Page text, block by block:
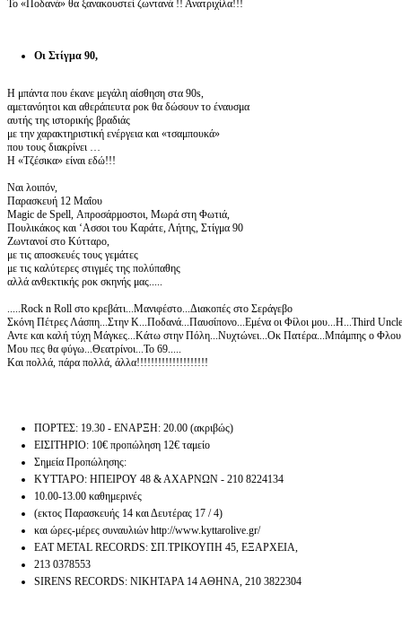
Το «Ποδανά» θα ξανακουστεί ζωντανά !! Ανατριχίλα!!!
Οι Στίγμα 90,
Η μπάντα που έκανε μεγάλη αίσθηση στα 90s,
αμετανόητοι και αθεράπευτα ροκ θα δώσουν το έναυσμα
αυτής της ιστορικής βραδιάς
με την χαρακτηριστική ενέργεια και «τσαμπουκά»
που τους διακρίνει …
Η «Τζέσικα» είναι εδώ!!!
Ναι λοιπόν,
Παρασκευή 12 Μαΐου
Magic de Spell, Απροσάρμοστοι, Μωρά στη Φωτιά,
Πουλικάκος και ‘Ασσοι του Καράτε, Λήτης, Στίγμα 90
Ζωντανοί στο Κύτταρο,
με τις αποσκευές τους γεμάτες
με τις καλύτερες στιγμές της πολύπαθης
αλλά ανθεκτικής ροκ σκηνής μας.....
.....Rock n Roll στο κρεβάτι...Μανιφέστο...Διακοπές στο Σεράγεβο
Σκόνη Πέτρες Λάσπη...Στην Κ...Ποδανά...Παυσίπονο...Εμένα οι Φίλοι μου...Η...Third
Αντε και καλή τύχη Μάγκες...Κάτω στην Πόλη...Νυχτώνει...Οκ Πατέρα...Μπάμπης ο
Μου πες θα φύγω...Θεατρίνοι...Το 69.....
Και πολλά, πάρα πολλά, άλλα!!!!!!!!!!!!!!!!!!!!
ΠΟΡΤΕΣ: 19.30 - ΕΝΑΡΞΗ: 20.00 (ακριβώς)
ΕΙΣΙΤΗΡΙΟ: 10€ προπώληση 12€ ταμείο
Σημεία Προπώλησης:
ΚΥΤΤΑΡΟ: ΗΠΕΙΡΟΥ 48 & ΑΧΑΡΝΩΝ - 210 8224134
10.00-13.00 καθημερινές
(εκτος Παρασκευής 14 και Δευτέρας 17 / 4)
και ώρες-μέρες συναυλιών http://www.kyttarolive.gr/
EAT METAL RECORDS: ΣΠ.ΤΡΙΚΟΥΠΗ 45, ΕΞΑΡΧΕΙΑ,
213 0378553
SIRENS RECORDS: ΝΙΚΗΤΑΡΑ 14 ΑΘΗΝΑ, 210 3822304